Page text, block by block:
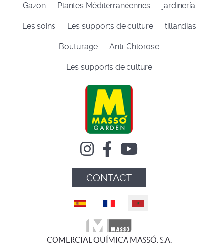
Gazon Plantes Méditerranéennes jardinería
Les soins Les supports de culture tillandias
Bouturage Anti-Chlorose
Les supports de culture
CONTACT
Select your language
COMERCIAL QUÍMICA MASSÓ, S.A.